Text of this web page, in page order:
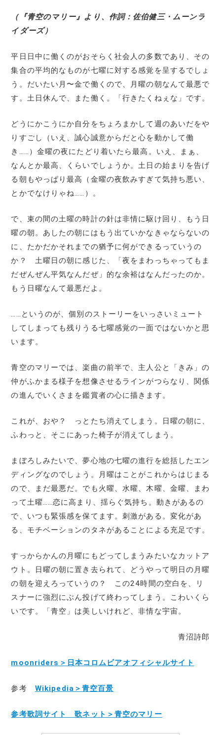
（『青空のマリー』より、作詞：佐伯健三・ムーンラ
イダーズ）
平日日中に働くのがおそらく社会人の多数であり、その
集合の平均的なものが七曜に対する感覚を呈するでしょ
う。だいたい月〜金で働くので、月曜の朝なんて最悪で
す。土日休んで、また働く。「行きたくねぇな」です。
どうにかこうにか自分をちょろまかして週のあいだをや
りすごし（いえ、誠心誠意からだと心を動かして働
き……）金曜の夜にたどり着いたら最高。いえ、まぁ、
なんとか最高、くらいでしょうか。土日の始まりを告げ
る朝もやっぱり最高（金曜の夜飲みすぎて気持ち悪い、
とかでなけりゃね……）。
で、束の間の土曜の時計の針は非情に駆け回り、もう日
曜の朝。あしたの朝にはもう出ていかなきゃならないの
に、たかだかそれまでの猶予に何ができるっていうの
か？ 土曜日の朝に感じた、「夜をまわっちゃってもま
だぜんぜん平気なんだぜ」的な余裕はなんだったのか。
もう日曜なんて最悪だよ。
……というのが、個別のストーリーをいっさいミュート
してしまっても残りうる七曜感覚の一面ではないかと思
います。
青空のマリーでは、楽曲の前半で、主人公と「きみ」の
仲がふかまる様子を想像させるラインがつらなり、関係
の進んでいくさまを鑑賞者の心に描きます。
これが、おや？ っとたち消えてしまう。日曜の朝に、
ふわっと、そこにあった椅子が消えてしまう。
まぼろしみたいで、夢心地の七曜の進行を総括したエン
ディングなのでしょう。月曜はことがこれからはじまる
ので、まだ最悪だ。でも火曜、水曜、木曜、金曜、まわ
って土曜……恋に高まり、揺らぐ気持ち。動きがあるの
で、いつも緊張感を保てます。刺激がある。変化があ
る、モチベーションのタネがあることによる充足です。
すっからかんの月曜にもどってしまうみたいなカットア
ウト。日曜の朝に置き去られて、どうやって明日の月曜
の朝を迎えろっていうの？ この24時間の空白を、リ
スナーに強烈にぶん投げて終わってしまう。こわいくら
いです。「青空」は美しいけれど、非情な宇宙。
青沼詩郎
moonriders＞日本コロムビアオフィシャルサイト
参考 Wikipedia＞青空百景
参考歌詞サイト 歌ネット＞青空のマリー